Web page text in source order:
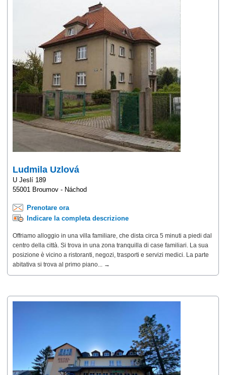
Ludmila Uzlová
U Jeslí 189
55001 Broumov - Náchod
Prenotare ora
Indicare la completa descrizione
Offriamo alloggio in una villa familiare, che dista circa 5 minuti a piedi dal
centro della città. Si trova in una zona tranquilla di case familiari. La sua
posizione è vicino a ristoranti, negozi, trasporti e servizi medici. La parte
abitativa si trova al primo piano... →